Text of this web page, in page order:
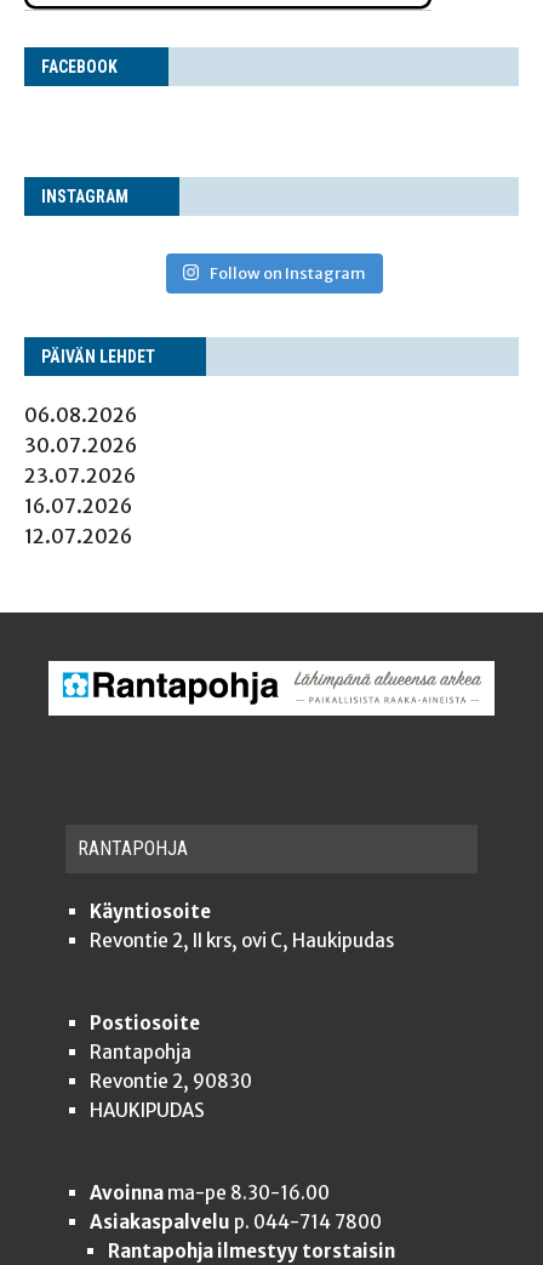
FACE­BOOK
INS­TA­GRAM
Follow on Instagram
PÄI­VÄN LEHDET
06.08.2026
30.07.2026
23.07.2026
16.07.2026
12.07.2026
RAN­TA­POH­JA
Käyntiosoite
Revontie 2, II krs, ovi C, Haukipudas
Postiosoite
Rantapohja
Revontie 2, 90830
HAUKIPUDAS
Avoinnama-pe 8.30-16.00
Asiakaspalvelu p. 044-714 7800
Rantapohja ilmestyy torstaisin